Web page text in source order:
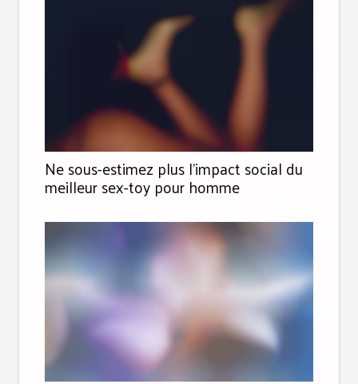
Ne sous-estimez plus l’impact social du
meilleur sex-toy pour homme